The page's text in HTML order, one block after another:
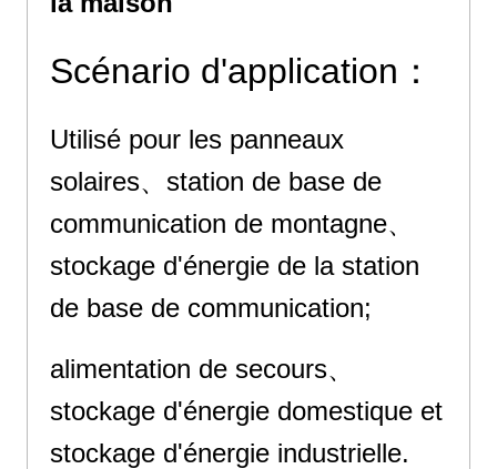
Scénario d'application：
Utilisé pour les panneaux
solaires、station de base de
communication de montagne、
stockage d'énergie de la station
de base de communication;
alimentation de secours、
stockage d'énergie domestique et
stockage d'énergie industrielle.